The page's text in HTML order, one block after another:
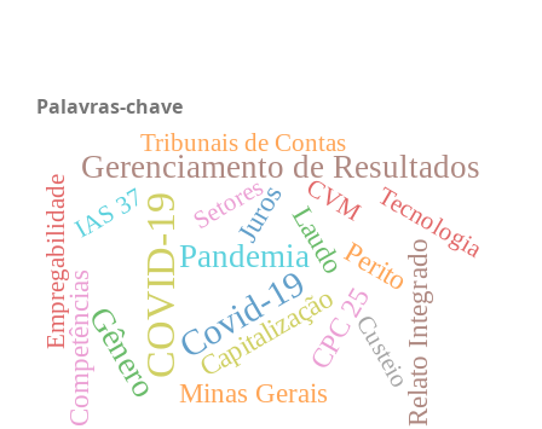
Palavras-chave
COVID-19Covid-19
Gênero
Pandemia
Gerenciamento de Resultados
Capitalização
JurosLaudoPerito
Competências Minas Gerais Relato Integrado
CPC 25
Tribunais de Contas
Custeio
Tecnologia
Empregabilidade Setores
IAS 37 CVM